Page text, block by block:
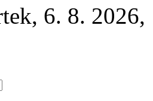
, 6. 8. 2026,